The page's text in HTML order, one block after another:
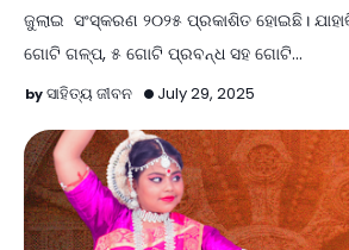
ଜୁଲାଇ ସଂସ୍କରଣ ୨୦୨୫ ପ୍ରକାଶିତ ହୋଇଛି।
ଗୋଟି ଗଳ୍ପ, ୫ ଗୋଟି ପ୍ରବନ୍ଧ ସହ ଗୋଟି…
ସାହିତ୍ୟ ଜୀବନ July 29, 2025